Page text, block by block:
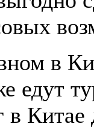
в
едут
Китае